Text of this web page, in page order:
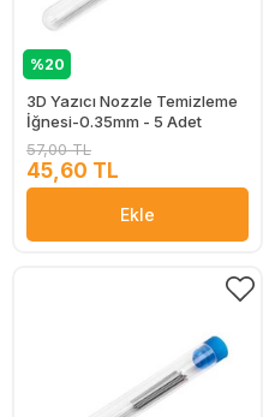
%20
3D Yazıcı Nozzle Temizleme
İğnesi-0.35mm - 5 Adet
57,00 TL
45,60 TL
Ekle